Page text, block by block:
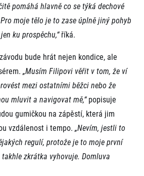
partneři
pomáhá hlavně co se týká dechové
moje tělo je to zase úplně jiný pohyb
ku prospěchu,“říká.
bude hrát nejen kondice, ale
„Musím Filipovi věřit v tom, že ví
mezi ostatními běžci nebo že
mluvit a navigovat mě,“popisuje
gumičkou na zápěstí, která jim
vzdálenost i tempo. „Nevím, jestli to
regulí, protože je to moje první
zkrátka vyhovuje. Domluva